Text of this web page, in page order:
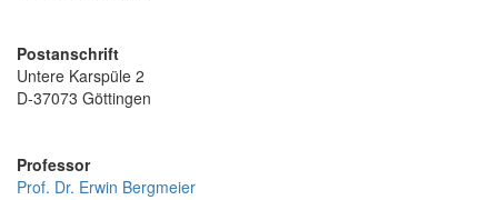
Postanschrift
Untere Karspüle 2
D-37073 Göttingen
Professor
Prof. Dr. Erwin Bergmeier